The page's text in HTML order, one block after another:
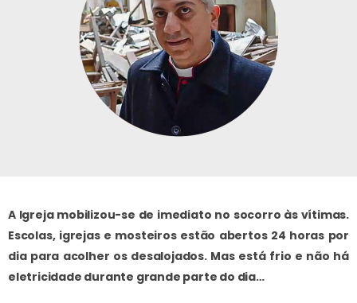
A Igreja mobilizou-se de imediato no socorro às vítimas.
Escolas, igrejas e mosteiros estão abertos 24 horas por
dia para acolher os desalojados. Mas está frio e não há
eletricidade durante grande parte do dia…